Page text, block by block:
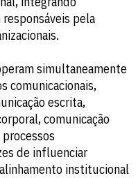
pela
simultaneamente
comunicacionais,
escrita,
comunicação
de influenciar
institucional